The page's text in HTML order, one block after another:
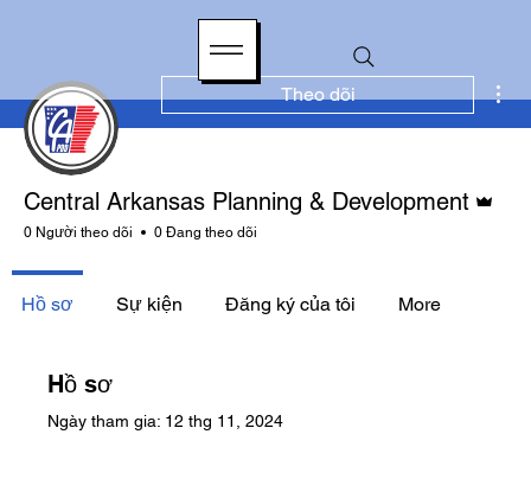
Hồ sơ
Ngày tham gia: 12 thg 11, 2024
Theo dõi
Central Arkansas Planning & Development
0 Người theo dõi 0 Đang theo dõi
Hồ sơ Sự kiện Đăng ký của tôi More